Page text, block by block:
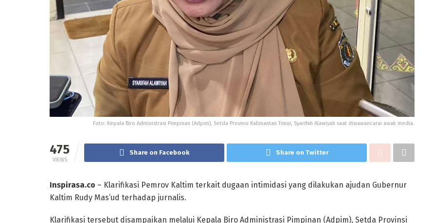
Foto: Kepala Biro Administrasi Pimpinan (Adpim), Setda Provinsi Kalimantan Timur, Syarifah Alawiyah saat diwawancarai awak media.
475
VIEWS
Share on Facebook Share on Twitter
Inspirasa.co – Klarifikasi Pemrov Kaltim terkait dugaan intimidasi yang dilakukan ajudan Gubernur
Kaltim Rudy Mas’ud terhadap jurnalis.
Klarifikasi tersebut disampaikan melalui Kepala Biro Administrasi Pimpinan (Adpim), Setda Provinsi